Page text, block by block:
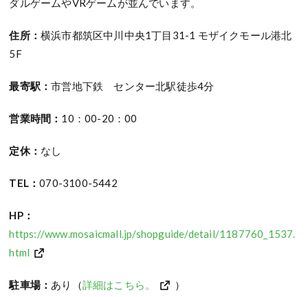
ダルゲームやVRゲームが並んでいます。
住所：横浜市都筑区中川中央1丁目31-1 モザイクモール港北
5F
最寄駅：市営地下鉄 センター北駅徒歩4分
営業時間： 10：00-20：00
定休： なし
TEL：070-3100-5442
HP：
https://www.mosaicmall.jp/shopguide/detail/1187760_1537.
html
駐車場： あり（詳細はこちら。 ）